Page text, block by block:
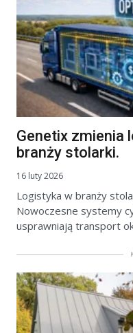
Genetix zmienia
branży stolarki.
16 luty 2026
Logistyka w branży
Nowoczesne systemy
usprawniają transport